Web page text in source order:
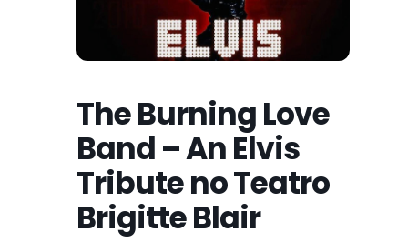
The Burning Love
Band – An Elvis
Tribute no Teatro
Brigitte Blair